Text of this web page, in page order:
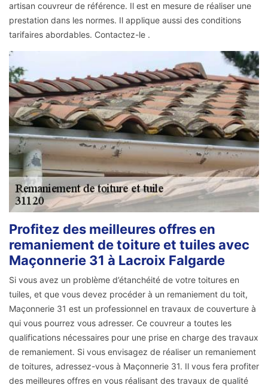
artisan couvreur de référence. Il est en mesure de réaliser une
prestation dans les normes. Il applique aussi des conditions
tarifaires abordables. Contactez-le .
Profitez des meilleures offres en
remaniement de toiture et tuiles avec
Maçonnerie 31 à Lacroix Falgarde
Si vous avez un problème d’étanchéité de votre toitures en
tuiles, et que vous devez procéder à un remaniement du toit,
Maçonnerie 31 est un professionnel en travaux de couverture à
qui vous pourrez vous adresser. Ce couvreur a toutes les
qualifications nécessaires pour une prise en charge des travaux
de remaniement. Si vous envisagez de réaliser un remaniement
de toitures, adressez-vous à Maçonnerie 31. Il vous fera profiter
des meilleures offres en vous réalisant des travaux de qualité